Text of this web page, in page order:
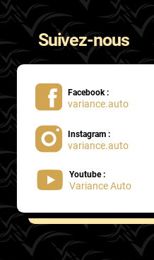
Suivez-nous
Facebook :
variance.auto
Instagram :
variance.auto
Youtube :
Variance Auto